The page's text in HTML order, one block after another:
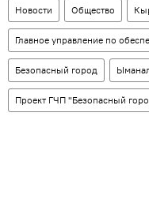
Новости Общество
Безопасный город
Проект ГЧП "Безопасный